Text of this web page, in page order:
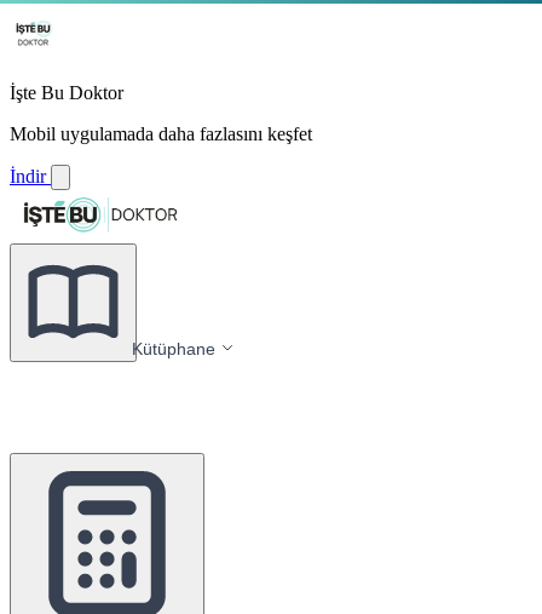
İşte Bu Doktor
Mobil uygulamada daha fazlasını keşfet
İndir
Kütüphane